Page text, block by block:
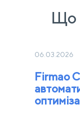
Що
06.03.2026
Firmao